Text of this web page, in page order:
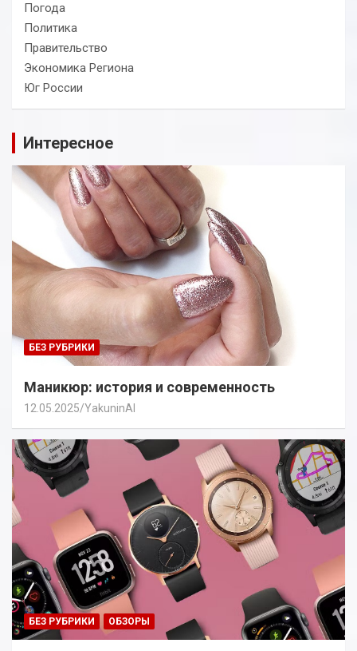
Погода
Политика
Правительство
Экономика Региона
Юг России
Интересное
БЕЗ РУБРИКИ
Маникюр: история и современность
12.05.2025 YakuninAI
БЕЗ РУБРИКИ ОБЗОРЫ